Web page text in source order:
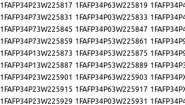
1FAFP34P23W225817 1FAFP34P63W225819
1FAFP34P73W225831 1FAFP34P03W225833
1FAFP34P73W225845 1FAFP34P03W225847
1FAFP34P73W225859 1FAFP34P53W225861
1FAFP34P13W225873 1FAFP34P53W225875
1FAFP34P13W225887 1FAFP34P53W225889
1FAFP34P23W225901 1FAFP34P63W225903
1FAFP34P23W225915 1FAFP34P63W225917
1FAFP34P23W225929 1FAFP34P03W225931